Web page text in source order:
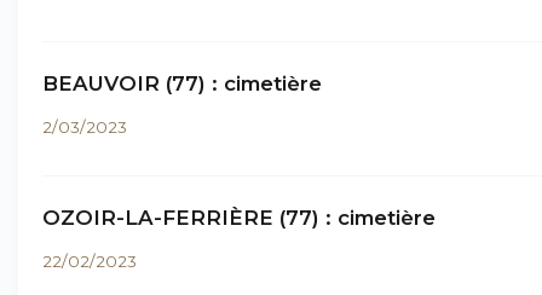
BEAUVOIR (77) : cimetière
2/03/2023
OZOIR-LA-FERRIÈRE (77) : cimetière
22/02/2023